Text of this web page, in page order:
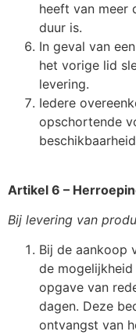
heeft van meer
duur is.
In geval van
het vorige lid
levering.
Iedere
opschortende
Artikel 6 –
Bij levering van
Bij de aankoop
de
opgave van
dagen. Deze
ontvangst van